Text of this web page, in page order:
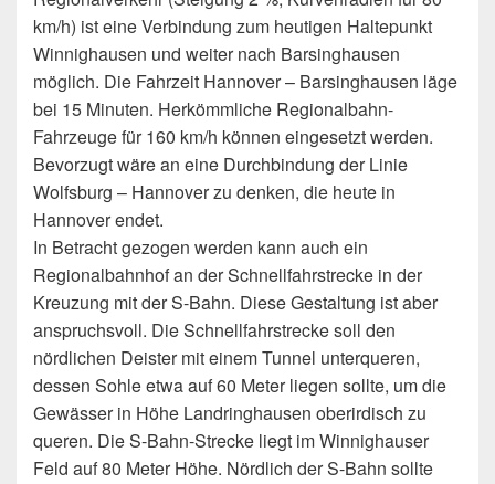
km/h) ist eine Verbindung zum heutigen Haltepunkt
Winnighausen und weiter nach Barsinghausen
möglich. Die Fahrzeit Hannover – Barsinghausen läge
bei 15 Minuten. Herkömmliche Regionalbahn-
Fahrzeuge für 160 km/h können eingesetzt werden.
Bevorzugt wäre an eine Durchbindung der Linie
Wolfsburg – Hannover zu denken, die heute in
Hannover endet.
In Betracht gezogen werden kann auch ein
Regionalbahnhof an der Schnellfahrstrecke in der
Kreuzung mit der S-Bahn. Diese Gestaltung ist aber
anspruchsvoll. Die Schnellfahrstrecke soll den
nördlichen Deister mit einem Tunnel unterqueren,
dessen Sohle etwa auf 60 Meter liegen sollte, um die
Gewässer in Höhe Landringhausen oberirdisch zu
queren. Die S-Bahn-Strecke liegt im Winnighauser
Feld auf 80 Meter Höhe. Nördlich der S-Bahn sollte